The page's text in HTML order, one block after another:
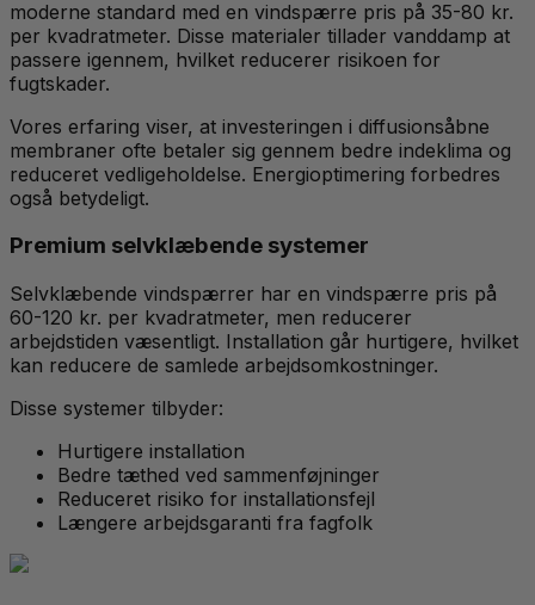
moderne standard med en vindspærre pris på 35-80 kr.
per kvadratmeter. Disse materialer tillader vanddamp at
passere igennem, hvilket reducerer risikoen for
fugtskader.
Vores erfaring viser, at investeringen i diffusionsåbne
membraner ofte betaler sig gennem bedre indeklima og
reduceret vedligeholdelse. Energioptimering forbedres
også betydeligt.
Premium selvklæbende systemer
Selvklæbende vindspærrer har en vindspærre pris på
60-120 kr. per kvadratmeter, men reducerer
arbejdstiden væsentligt. Installation går hurtigere, hvilket
kan reducere de samlede arbejdsomkostninger.
Disse systemer tilbyder:
Hurtigere installation
Bedre tæthed ved sammenføjninger
Reduceret risiko for installationsfejl
Længere arbejdsgaranti fra fagfolk